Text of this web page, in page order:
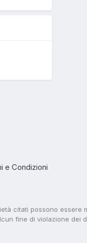
e Condizioni
citati possono essere
fine di violazione dei